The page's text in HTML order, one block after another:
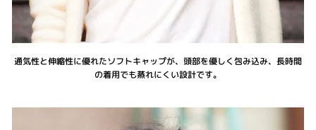
通気性と伸縮性に優れたソフトキャップが、頭部を優しく包み込み、長時間
の着用でも蒸れにくい設計です。